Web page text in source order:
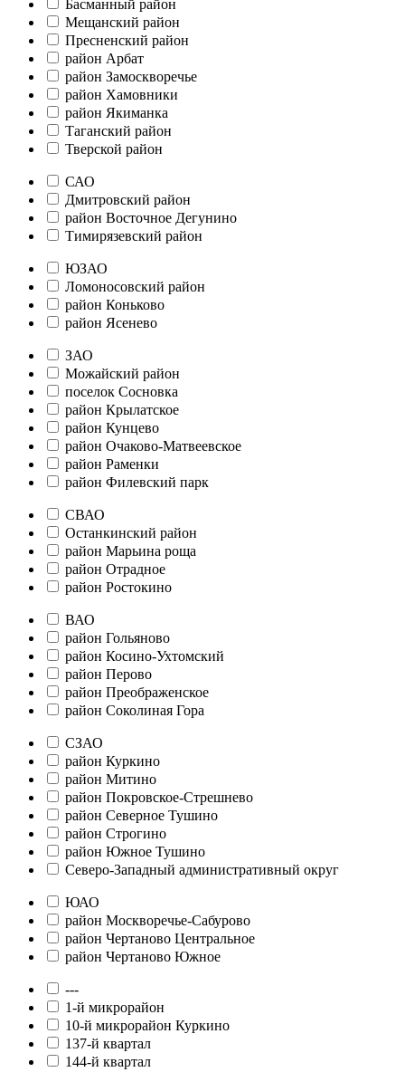
Басманный район
Мещанский район
Пресненский район
район Арбат
район Замоскворечье
район Хамовники
район Якиманка
Таганский район
Тверской район
САО
Дмитровский район
район Восточное Дегунино
Тимирязевский район
ЮЗАО
Ломоносовский район
район Коньково
район Ясенево
ЗАО
Можайский район
поселок Сосновка
район Крылатское
район Кунцево
район Очаково-Матвеевское
район Раменки
район Филевский парк
СВАО
Останкинский район
район Марьина роща
район Отрадное
район Ростокино
ВАО
район Гольяново
район Косино-Ухтомский
район Перово
район Преображенское
район Соколиная Гора
СЗАО
район Куркино
район Митино
район Покровское-Стрешнево
район Северное Тушино
район Строгино
район Южное Тушино
Северо-Западный административный округ
ЮАО
район Москворечье-Сабурово
район Чертаново Центральное
район Чертаново Южное
---
1-й микрорайон
10-й микрорайон Куркино
137-й квартал
144-й квартал